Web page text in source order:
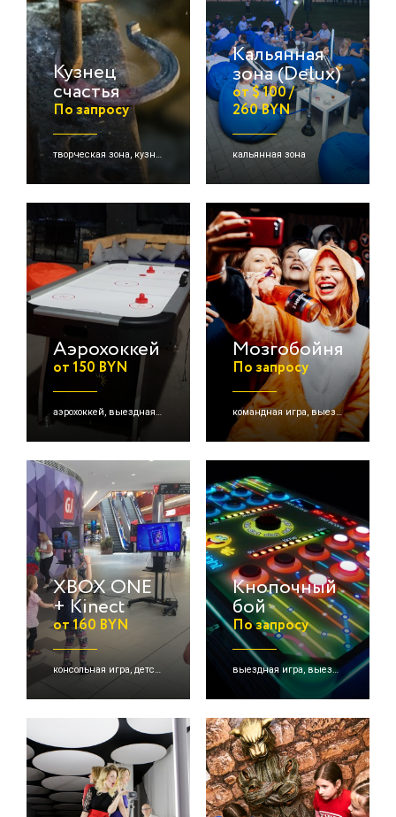
Кузнец
счастья
По запросу
творческая зона, кузнецы
Кальянная
зона (Delux)
от $ 100 /
260 BYN
кальянная зона
Аэрохоккей
от 150 BYN
аэрохоккей, выездная игра, настольная игра и др.
Мозгобойня
По запросу
командная игра, выездная игра, online игра и др.
XBOX ONE
+ Kinect
от 160 BYN
консольная игра, детские активации
Кнопочный
бой
По запросу
выездная игра, выездной аттракцион, детские активации и др.